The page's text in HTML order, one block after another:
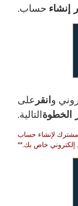
إنشاء حساب.
و انقر على
الخطوةالتالية.
مشترك لإنشاء حساب